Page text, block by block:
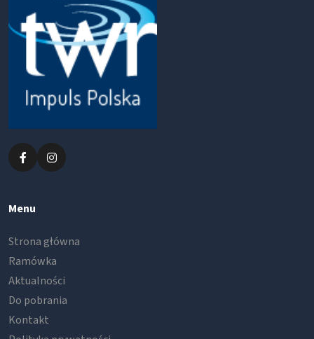
Menu
Strona główna
Ramówka
Aktualności
Do pobrania
Kontakt